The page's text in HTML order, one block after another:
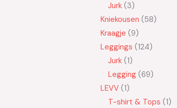
Jurk 3
Kniekousen 58
Kraagje 9
Leggings 124
Jurk 1
Legging 69
LEVV 1
T-shirt & Tops 1